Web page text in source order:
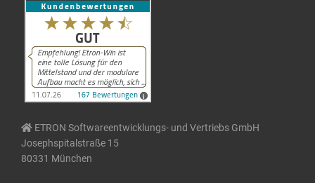
ETRON Softwareentwicklungs- und Vertriebs GmbH
Josephspitalstraße 15
80331 München